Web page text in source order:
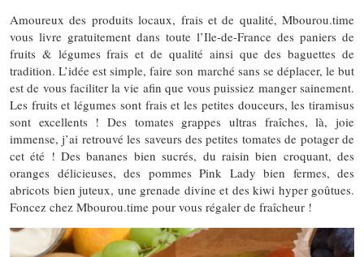
Amoureux des produits locaux, frais et de qualité, Mbourou.time
vous livre gratuitement dans toute l’Ile-de-France des paniers de
fruits & légumes frais et de qualité ainsi que des baguettes de
tradition. L’idée est simple, faire son marché sans se déplacer, le but
est de vous faciliter la vie afin que vous puissiez manger sainement.
Les fruits et légumes sont frais et les petites douceurs, les tiramisus
sont excellents ! Des tomates grappes ultras fraîches, là, joie
immense, j’ai retrouvé les saveurs des petites tomates de potager de
cet été ! Des bananes bien sucrés, du raisin bien croquant, des
oranges délicieuses, des pommes Pink Lady bien fermes, des
abricots bien juteux, une grenade divine et des kiwi hyper goûtues.
Foncez chez Mbourou.time pour vous régaler de fraîcheur !